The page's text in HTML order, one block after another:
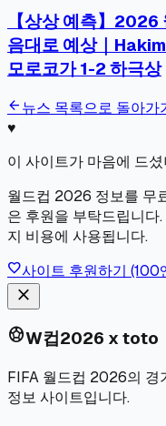
【상상 예측】
음대로 예상｜
모로코가 1-2 하극상
arrow_back 뉴스 목록으로 돌아가
♥
이 사이트가 마음에 드
월드컵 2026 정보를 무
은 후원을 부탁드립니다
지 비용에 사용됩니다.
favorite사이트 후원하기 (100
close
sports_soccerW컵2026 x toto
FIFA 월드컵 2026의 경
정보 사이트입니다.